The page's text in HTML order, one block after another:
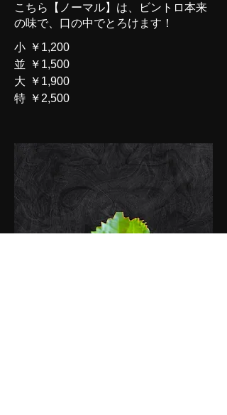
こちら【ノーマル】は、ビントロ本来
の味で、口の中でとろけます！
小 ￥1,200
並
￥1,500
大
￥1,900
特 ￥2,500